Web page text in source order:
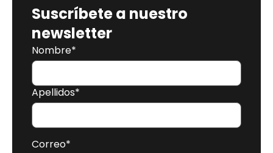
Suscríbete a nuestro
newsletter
Nombre*
Apellidos*
Correo*